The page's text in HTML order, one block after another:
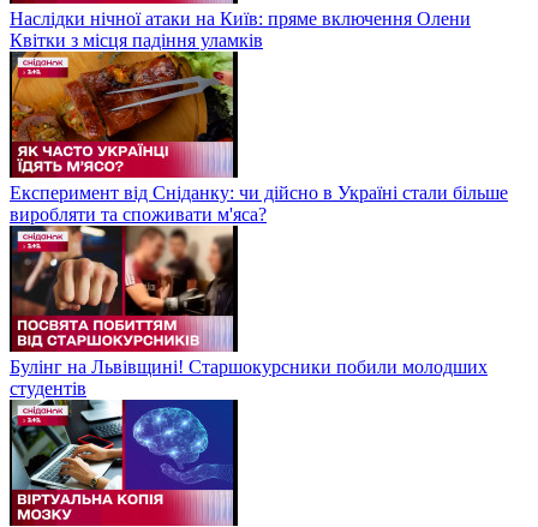
Наслідки нічної атаки на Київ: пряме включення Олени
Квітки з місця падіння уламків
Експеримент від Сніданку: чи дійсно в Україні стали більше
виробляти та споживати м'яса?
Булінг на Львівщині! Старшокурсники побили молодших
студентів